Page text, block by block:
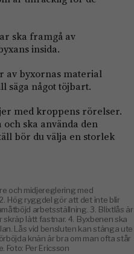
ska framgå av
insida.
av byxornas material
säga något töjbart.
med kroppens rörelser.
ska använda den
bör du välja en storlek
och midjereglering med
Hög ryggdel gör att det inte blir
arbetsställning. 3. Blixtlås är
lätt fastnar. 4. Byxbenen ska
Lås vid bensluten kan stänga ute
knän är bra om man ofta står
Foto: Per Ericsson